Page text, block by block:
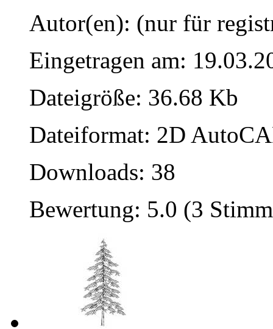
Autor(en): (nur für
Eingetragen am:
Dateigröße: 36.68 Kb
Dateiformat: 2D
Downloads: 38
Bewertung: 5.0 (3